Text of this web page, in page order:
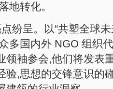
地转化。
纷呈。以“共塑全球
多国内外 NGO 组织
领袖参会,他们将发表
验,思想的交锋意识的